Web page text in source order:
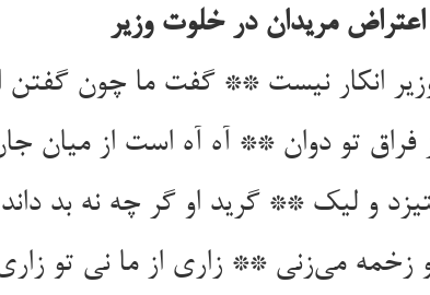
اعتراض مریدان در خلوت وزیر